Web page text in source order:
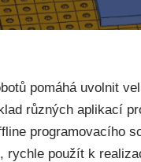
pomáhá uvolnit
různých aplikací
programovacího
rychle použít k